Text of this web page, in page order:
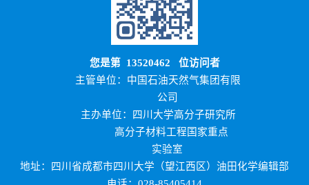
您是第 13520462 位访问者
主管单位：中国石油天然气集团有限
公司
主办单位：四川大学高分子研究所
高分子材料工程国家重点
实验室
地址：四川省成都市四川大学（望江西区）油田化学编辑部